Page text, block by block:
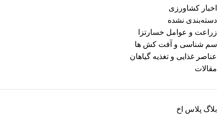
اخبار کشاورزی
دسته‌بندی نشده
زراعت و عوامل خسارتزا
سم شناسی و آفت کش ها
عناصر غذایی و تغذیه گیاهان
مقالات
بلاگ پلاس اخ